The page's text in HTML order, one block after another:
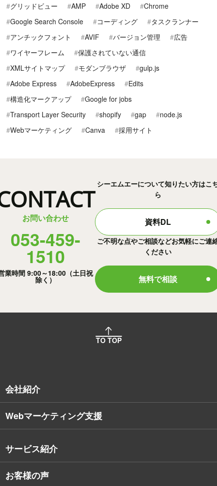
グリッドビュー
AMP Adobe XD
Chrome
Google Search Console
コーディング
タスクランナー
アンチックフォント
AVIF バージョン管理
広告
ワイヤーフレーム
保護されていない通信
XMLサイトマップ
モダンブラウザ
gulp.js
Adobe Express
AdobeExpress
Edits
構造化マークアップ
Google for jobs
Transport Layer Security
shopify gap
node.js
Webマーケティング
Canva 採用サイト
お問い合わせ
053-459-
1510
業時間 9:00～18:00（土日祝
除く）
シーエムエーについて知りたい方はこ
ら
資料DL
ご不明な点やご相談などお気軽にご連
ください
無料で相談
TO TOP
会社紹介
会社概要
デザイナー・エンジニア紹介
Webマーケティング支援
サービス紹介
戦略的Webサイト制作
お客様の声